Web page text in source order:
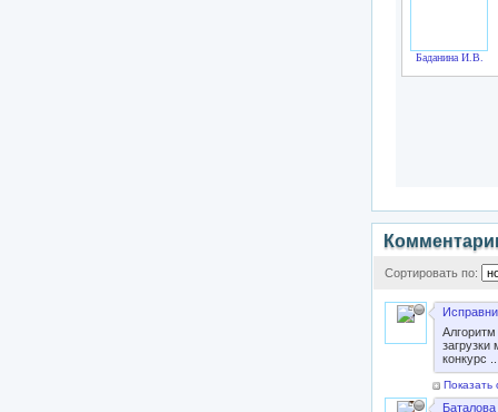
Баданина И.В.
Сортировать по:
конкурс
Показать